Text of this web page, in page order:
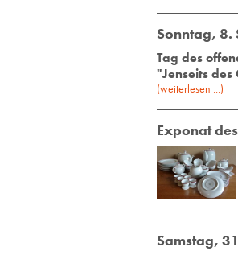
Sonntag, 8.
Tag des
"Jenseits des
(weiterlesen ...)
Exponat
Samstag,